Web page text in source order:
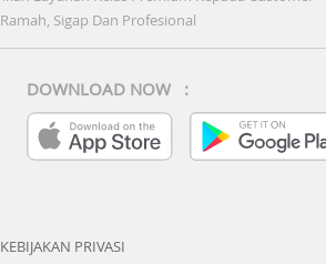
Sigap Dan Profesional
DOWNLOAD NOW :
KEBIJAKAN PRIVASI